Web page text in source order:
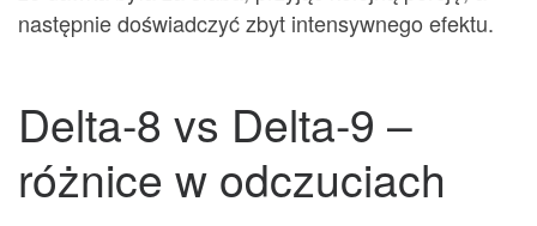
następnie doświadczyć zbyt intensywnego efektu.
Delta-8 vs Delta-9 –
różnice w odczuciach